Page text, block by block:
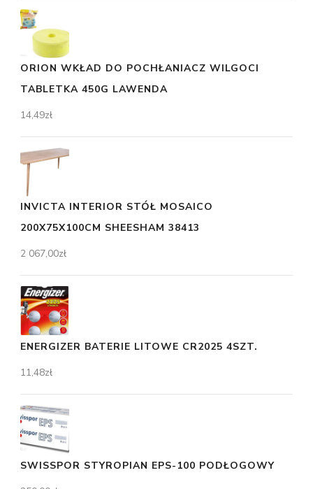
ORION WKŁAD DO POCHŁANIACZ WILGOCI
TABLETKA 450G LAWENDA
14,49zł
INVICTA INTERIOR STÓŁ MOSAICO
200X75X100CM SHEESHAM 38413
2 067,00zł
ENERGIZER BATERIE LITOWE CR2025 4SZT.
11,48zł
SWISSPOR STYROPIAN EPS-100 PODŁOGOWY